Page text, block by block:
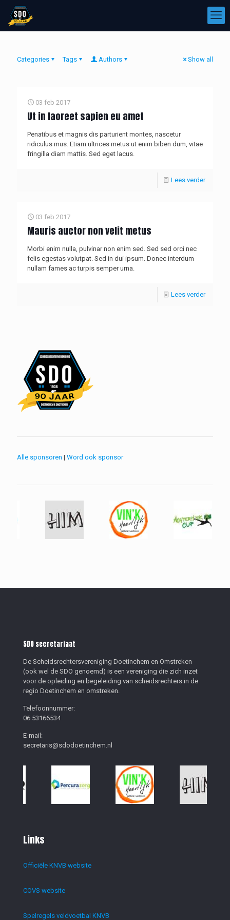
Categories Tags Authors Show all
03 feb 2017
Ut in laoreet sapien eu amet
Penatibus et magnis dis parturient montes, nascetur
ridiculus mus. Etiam ultrices metus ut enim biben dum, vitae
fringilla diam mattis. Sed eget lacus.
Lees verder
03 feb 2017
Mauris auctor non velit metus
Morbi enim nulla, pulvinar non enim sed. Sed sed orci nec
felis egestas volutpat. Sed in dui ipsum. Donec interdum
nullam fames ac turpis semper urna.
Lees verder
Alle sponsoren | Word ook sponsor
SDO secretariaat
De Scheidsrechtersvereniging Doetinchem en Omstreken
(ook wel de SDO genoemd) is een vereniging die zich inzet
voor de opleiding en begeleiding van scheidsrechters in de
regio Doetinchem en omstreken.
Telefoonnummer:
06 53166534
E-mail:
secretaris@sdodoetinchem.nl
Links
Officiële KNVB website
COVS website
Spelregels veldvoetbal KNVB